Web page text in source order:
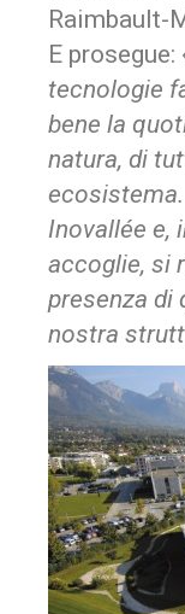
Raimbault-
E prosegue:
tecnologie
bene la
natura, di
Inovallée e,
accoglie, si
presenza di
nostra